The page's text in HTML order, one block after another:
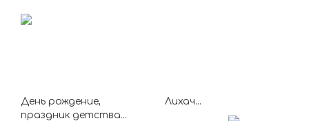
День рождение,
праздник детства...
Лихач...